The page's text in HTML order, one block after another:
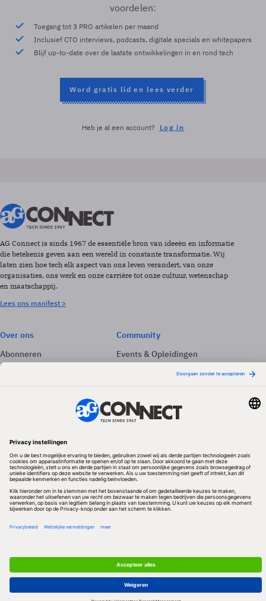
voordelen:
Toegang tot 3 PRO artikelen per maand
Inclusief CTO interviews, podcasts, digitale specials en whitepapers
Blijf up-to-date over de laatste ontwikkelingen in en rond tech
Word gratis lid en lees verder
Heb je al een account? Log in
AG Connect is sinds 1967 de essentiële bron van ideeën en informatie
die betekenis geven aan een wereld in constante transformatie. Wij
laten zien hoe tech elk aspect van ons leven verandert, van onze
organisaties, ons werk en onze carrière tot onze cultuur, wetenschap
en maatschappij.
Lees ons manifest >
Over ons
Abonneren
Adverteren
Community
Events & Opleidingen
Volg ons
Redactionele partner
Algemene Voorwaarden & Copyrights